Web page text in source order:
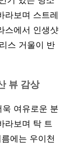
라보며 스트레
스에서 인생샷
스 거울이 반
뷰 감상
여유로운 분
라보며 탁 트
에는 우이천